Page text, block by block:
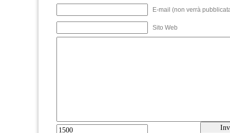
E-mail (non verrà
Sito Web